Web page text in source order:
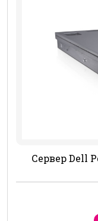
Сервер Dell